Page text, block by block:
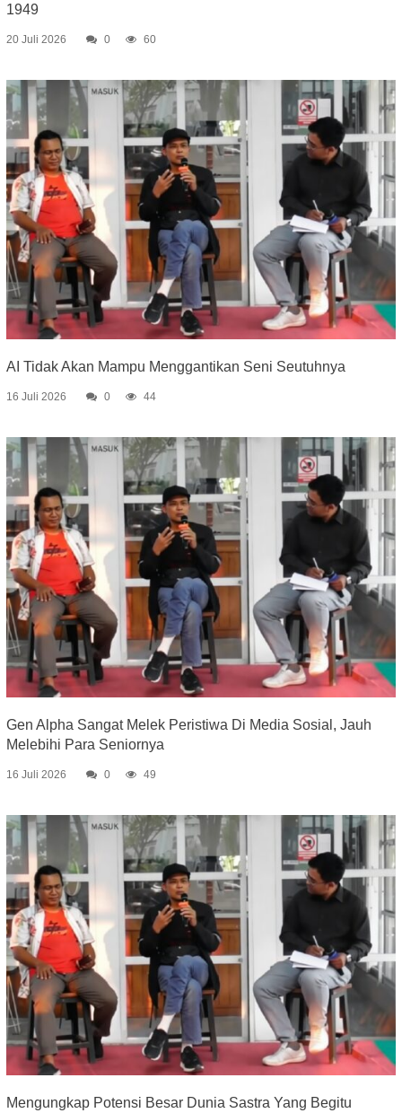
1949
20 Juli 2026 0 60
AI Tidak Akan Mampu Menggantikan Seni Seutuhnya
16 Juli 2026 0 44
Gen Alpha Sangat Melek Peristiwa Di Media Sosial, Jauh
Melebihi Para Seniornya
16 Juli 2026 0 49
Mengungkap Potensi Besar Dunia Sastra Yang Begitu